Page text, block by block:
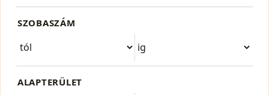
SZOBASZÁM
ALAPTERÜLET